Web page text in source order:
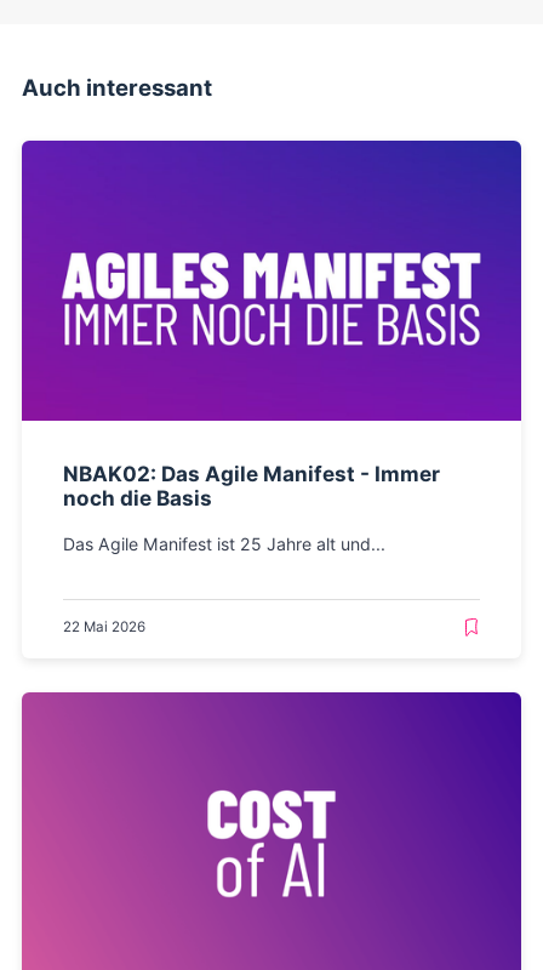
Auch interessant
NBAK02: Das Agile Manifest - Immer
noch die Basis
Das Agile Manifest ist 25 Jahre alt und...
22 Mai 2026